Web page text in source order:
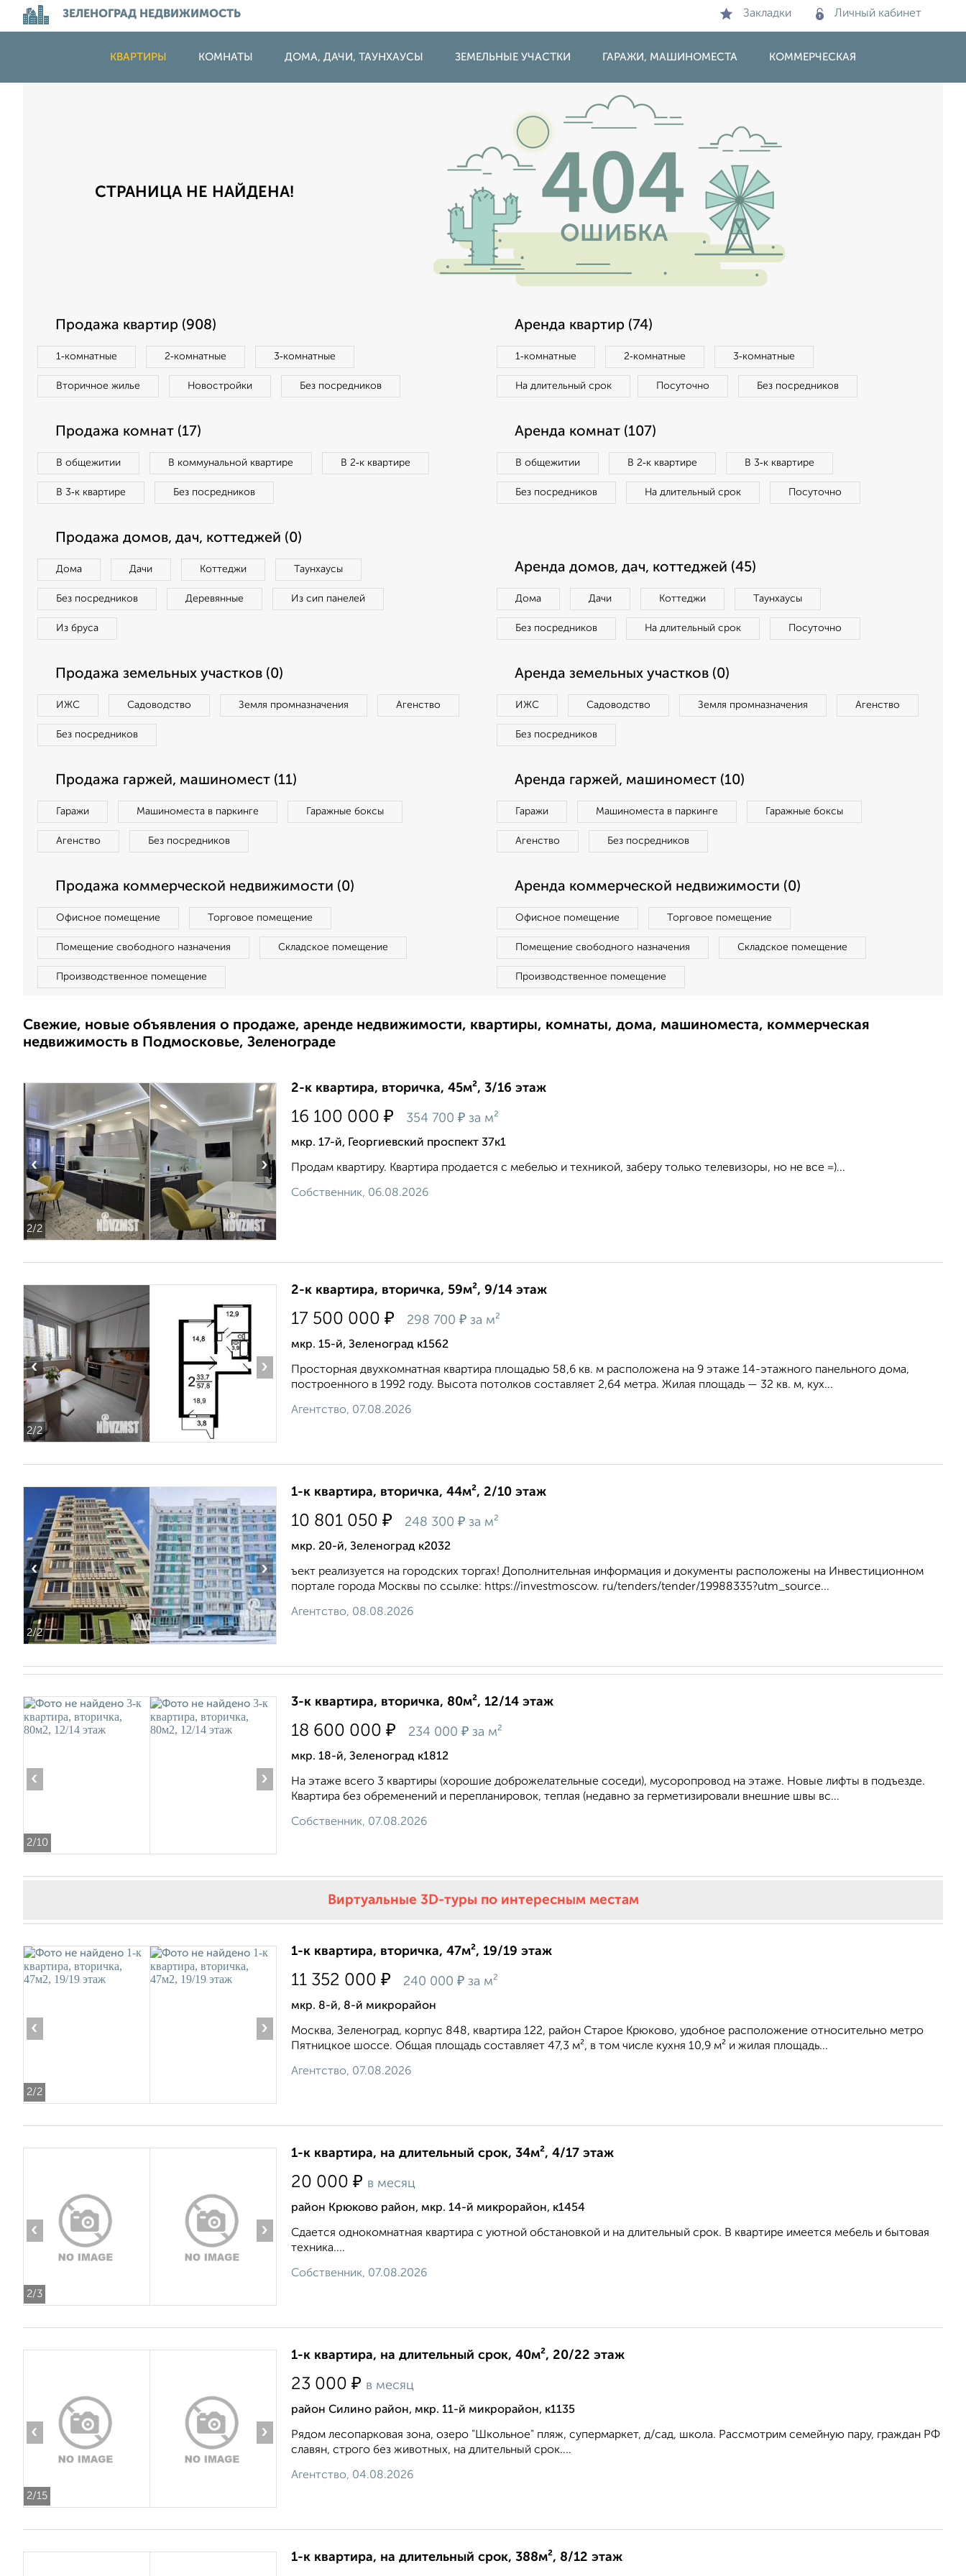
ЗЕЛЕНОГРАД НЕДВИЖИМОСТЬ Закладки Личный кабинет
КВАРТИРЫ КОМНАТЫ ДОМА, ДАЧИ, ТАУНХАУСЫ ЗЕМЕЛЬНЫЕ УЧАСТКИ ГАРАЖИ, МАШИНОМЕСТА КОММЕРЧЕСКАЯ
СТРАНИЦА НЕ НАЙДЕНА!
Продажа квартир (908)
1‑комнатные 2‑комнатные 3‑комнатные
Вторичное жилье Новостройки Без посредников
Аренда квартир (74)
1‑комнатные 2‑комнатные 3‑комнатные
На длительный срок Посуточно Без посредников
Продажа комнат (17)
В общежитии В коммунальной квартире В 2‑к квартире
В 3‑к квартире Без посредников
Аренда комнат (107)
В общежитии В 2‑к квартире В 3‑к квартире
Без посредников На длительный срок Посуточно
Продажа домов, дач, коттеджей (0)
Дома Дачи Коттеджи Таунхаусы
Без посредников Деревянные Из сип панелей
Из бруса
Аренда домов, дач, коттеджей (45)
Дома Дачи Коттеджи Таунхаусы
Без посредников На длительный срок Посуточно
Продажа земельных участков (0)
ИЖС Садоводство Земля промназначения Агенство
Без посредников
Аренда земельных участков (0)
ИЖС Садоводство Земля промназначения Агенство
Без посредников
Продажа гаржей, машиномест (11)
Гаражи Машиноместа в паркинге Гаражные боксы
Агенство Без посредников
Аренда гаржей, машиномест (10)
Гаражи Машиноместа в паркинге Гаражные боксы
Агенство Без посредников
Продажа коммерческой недвижимости (0)
Офисное помещение Торговое помещение
Помещение свободного назначения Складское помещение
Производственное помещение
Аренда коммерческой недвижимости (0)
Офисное помещение Торговое помещение
Помещение свободного назначения Складское помещение
Производственное помещение
Свежие, новые объявления о продаже, аренде недвижимости, квартиры, комнаты, дома, машиноместа, коммерческая
недвижимость в Подмосковье, Зеленограде
2/2
‹ ›
2-к квартира, вторичка, 45м², 3/16 этаж
16 100 000 ₽ 354 700 ₽ за м²
мкр. 17-й, Георгиевский проспект 37к1
Продам квартиру. Квартира продается с мебелью и техникой, заберу только телевизоры, но не все =)...
Собственник, 06.08.2026
2/2
‹ ›
2-к квартира, вторичка, 59м², 9/14 этаж
17 500 000 ₽ 298 700 ₽ за м²
мкр. 15-й, Зеленоград к1562
Просторная двухкомнатная квартира площадью 58,6 кв. м расположена на 9 этаже 14-этажного панельного дома,
построенного в 1992 году. Высота потолков составляет 2,64 метра. Жилая площадь — 32 кв. м, кух...
Агентство, 07.08.2026
2/2
‹ ›
1-к квартира, вторичка, 44м², 2/10 этаж
10 801 050 ₽ 248 300 ₽ за м²
мкр. 20-й, Зеленоград к2032
ъект реализуется на городских торгах! Дополнительная информация и документы расположены на Инвестиционном
портале города Москвы по ссылке: https://investmoscow. ru/tenders/tender/19988335?utm_source...
Агентство, 08.08.2026
2/10
‹ ›
3-к квартира, вторичка, 80м², 12/14 этаж
18 600 000 ₽ 234 000 ₽ за м²
мкр. 18-й, Зеленоград к1812
На этаже всего 3 квартиры (хорошие доброжелательные соседи), мусоропровод на этаже. Новые лифты в подъезде.
Квартира без обременений и перепланировок, теплая (недавно за герметизировали внешние швы вс...
Собственник, 07.08.2026
Виртуальные 3D-туры по интересным местам
2/2
‹ ›
1-к квартира, вторичка, 47м², 19/19 этаж
11 352 000 ₽ 240 000 ₽ за м²
мкр. 8-й, 8-й микрорайон
Москва, Зеленоград, корпус 848, квартира 122, район Старое Крюково, удобное расположение относительно метро
Пятницкое шоссе. Общая площадь составляет 47,3 м², в том числе кухня 10,9 м² и жилая площадь...
Агентство, 07.08.2026
2/3
‹ ›
1-к квартира, на длительный срок, 34м², 4/17 этаж
20 000 ₽ в месяц
район Крюково район, мкр. 14-й микрорайон, к1454
Сдается однокомнатная квартира с уютной обстановкой и на длительный срок. В квартире имеется мебель и бытовая
техника....
Собственник, 07.08.2026
2/15
‹ ›
1-к квартира, на длительный срок, 40м², 20/22 этаж
23 000 ₽ в месяц
район Силино район, мкр. 11-й микрорайон, к1135
Рядом лесопарковая зона, озеро "Школьное" пляж, супермаркет, д/сад, школа. Рассмотрим семейную пару, граждан РФ
славян, строго без животных, на длительный срок....
Агентство, 04.08.2026
1-к квартира, на длительный срок, 388м², 8/12 этаж